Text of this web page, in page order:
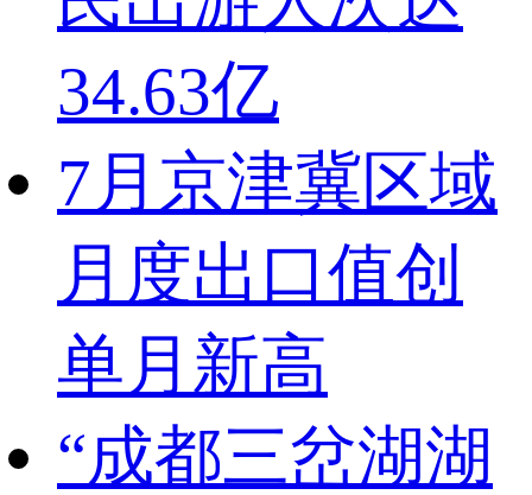
34.63亿
7月京津冀区域
月度出口值创
单月新高
“成都三岔湖湖